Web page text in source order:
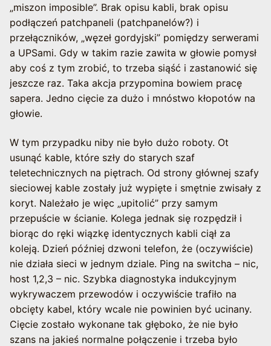
„miszon imposible”. Brak opisu kabli, brak opisu
podłączeń patchpaneli (patchpanelów?) i
przełączników, „węzeł gordyjski” pomiędzy serwerami
a UPSami. Gdy w takim razie zawita w głowie pomysł
aby coś z tym zrobić, to trzeba siąść i zastanowić się
jeszcze raz. Taka akcja przypomina bowiem pracę
sapera. Jedno cięcie za dużo i mnóstwo kłopotów na
głowie.
W tym przypadku niby nie było dużo roboty. Ot
usunąć kable, które szły do starych szaf
teletechnicznych na piętrach. Od strony głównej szafy
sieciowej kable zostały już wypięte i smętnie zwisały z
koryt. Należało je więc „upitolić” przy samym
przepuście w ścianie. Kolega jednak się rozpędził i
biorąc do ręki wiązkę identycznych kabli ciął za
koleją. Dzień później dzwoni telefon, że (oczywiście)
nie działa sieci w jednym dziale. Ping na switcha – nic,
host 1,2,3 – nic. Szybka diagnostyka indukcyjnym
wykrywaczem przewodów i oczywiście trafiło na
obcięty kabel, który wcale nie powinien być ucinany.
Cięcie zostało wykonane tak głęboko, że nie było
szans na jakieś normalne połączenie i trzeba było